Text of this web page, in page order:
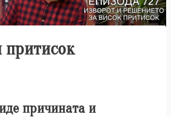
притисок
причината и